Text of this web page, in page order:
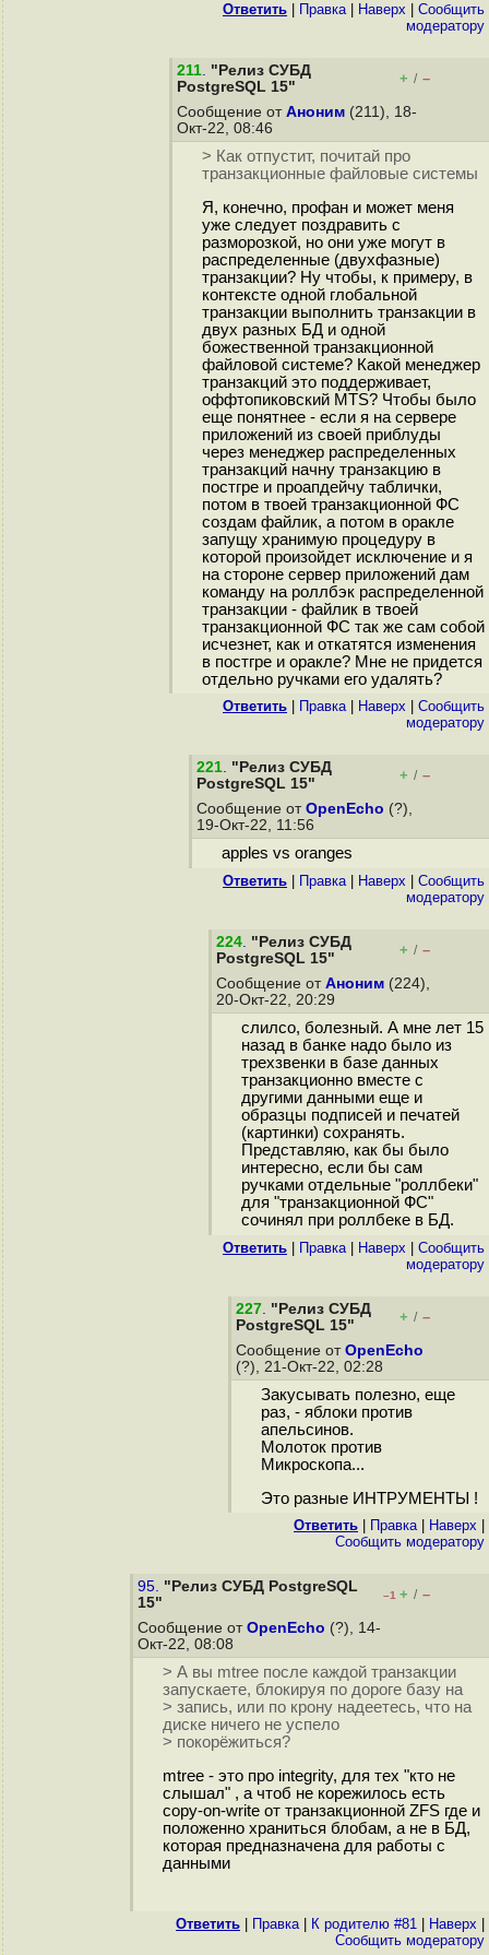
Ответить Правка| Наверх
Cообщить
модератору
211. "Релиз СУБД
PostgreSQL 15"
+ / –
Сообщение от Аноним (211), 18-
Окт-22, 08:46
> Как отпустит, почитай про
транзакционные файловые системы
Я, конечно, профан и может меня
уже следует поздравить с
разморозкой, но они уже могут в
распределенные (двухфазные)
транзакции? Ну чтобы, к примеру, в
контексте одной глобальной
транзакции выполнить транзакции в
двух разных БД и одной
божественной транзакционной
файловой системе? Какой менеджер
транзакций это поддерживает,
оффтопиковский MTS? Чтобы было
еще понятнее - если я на сервере
приложений из своей приблуды
через менеджер распределенных
транзакций начну транзакцию в
постгре и проапдейчу таблички,
потом в твоей транзакционной ФС
создам файлик, а потом в оракле
запущу хранимую процедуру в
которой произойдет исключение и я
на стороне сервер приложений дам
команду на роллбэк распределенной
транзакции - файлик в твоей
транзакционной ФС так же сам собой
исчезнет, как и откатятся изменения
в постгре и оракле? Мне не придется
отдельно ручками его удалять?
Ответить Правка| Наверх
Cообщить
модератору
221. "Релиз СУБД
PostgreSQL 15"
+ / –
Сообщение от OpenEcho (?),
19-Окт-22, 11:56
apples vs oranges
Ответить Правка| Наверх
Cообщить
модератору
224. "Релиз СУБД
PostgreSQL 15"
+ / –
Сообщение от Аноним (224),
20-Окт-22, 20:29
слилсо, болезный. А мне лет 15
назад в банке надо было из
трехзвенки в базе данных
транзакционно вместе с
другими данными еще и
образцы подписей и печатей
(картинки) сохранять.
Представляю, как бы было
интересно, если бы сам
ручками отдельные "роллбеки"
для "транзакционной ФС"
сочинял при роллбеке в БД.
Ответить Правка| Наверх
Cообщить
модератору
227. "Релиз СУБД
PostgreSQL 15"
+ / –
Сообщение от OpenEcho
(?), 21-Окт-22, 02:28
Закусывать полезно, еще
раз, - яблоки против
апельсинов.
Молоток против
Микроскопа...
Это разные ИНТРУМЕНТЫ !
Ответить Правка| Наверх
Cообщить модератору
95. "Релиз СУБД PostgreSQL
15"
–1 + / –
Сообщение от OpenEcho (?), 14-
Окт-22, 08:08
> А вы mtree после каждой транзакции
запускаете, блокируя по дороге базу на
> запись, или по крону надеетесь, что на
диске ничего не успело
> покорёжиться?
mtree - это про integrity, для тех "кто не
слышал" , а чтоб не корежилось есть
copy-on-write от транзакционной ZFS где и
положенно храниться блобам, а не в БД,
которая предназначена для работы с
данными
Ответить Правка| К родителю #81 Наверх
Cообщить модератору